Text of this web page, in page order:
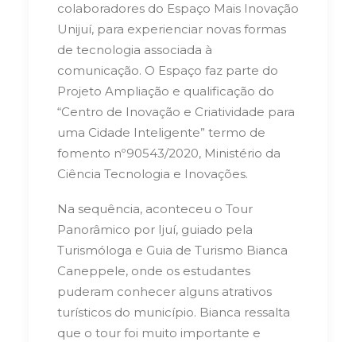
colaboradores do Espaço Mais Inovação
Unijuí, para experienciar novas formas
de tecnologia associada à
comunicação. O Espaço faz parte do
Projeto Ampliação e qualificação do
“Centro de Inovação e Criatividade para
uma Cidade Inteligente” termo de
fomento nº90543/2020, Ministério da
Ciência Tecnologia e Inovações.
Na sequência, aconteceu o Tour
Panorâmico por Ijuí, guiado pela
Turismóloga e Guia de Turismo Bianca
Caneppele, onde os estudantes
puderam conhecer alguns atrativos
turísticos do município. Bianca ressalta
que o tour foi muito importante e